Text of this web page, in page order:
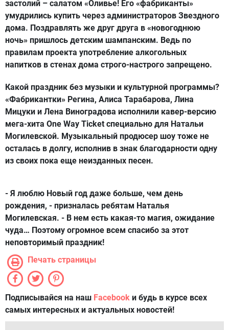
застолий – салатом «Оливье! Его «фабриканты»
умудрились купить через администраторов Звездного
дома. Поздравлять же друг друга в «новогоднюю
ночь» пришлось детским шампанским. Ведь по
правилам проекта употребление алкогольных
напитков в стенах дома строго-настрого запрещено.
Какой праздник без музыки и культурной программы?
«Фабрикантки» Регина, Алиса Тарабарова, Лина
Мицуки и Лена Виноградова исполнили кавер-версию
мега-хита One Way Ticket специально для Натальи
Могилевской. Музыкальный продюсер шоу тоже не
осталась в долгу, исполнив в знак благодарности одну
из своих пока еще неизданных песен.
- Я люблю Новый год даже больше, чем день
рождения, - призналась ребятам Наталья
Могилевская. - В нем есть какая-то магия, ожидание
чуда… Поэтому огромное всем спасибо за этот
неповторимый праздник!
Печать страницы
Подписывайся на наш Facebook и будь в курсе всех
самых интересных и актуальных новостей!